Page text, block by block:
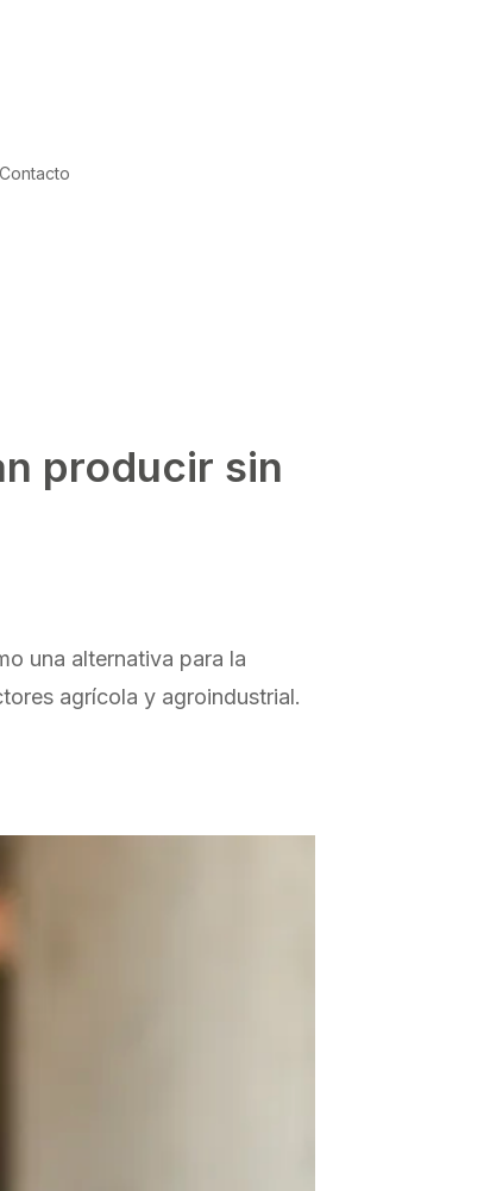
Contacto
producir sin
una alternativa para la
agrícola y agroindustrial.